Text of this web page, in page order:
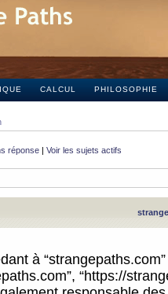
CALCUL PHILOSOPHIE
réponse | Voir les sujets actifs
à
“https://